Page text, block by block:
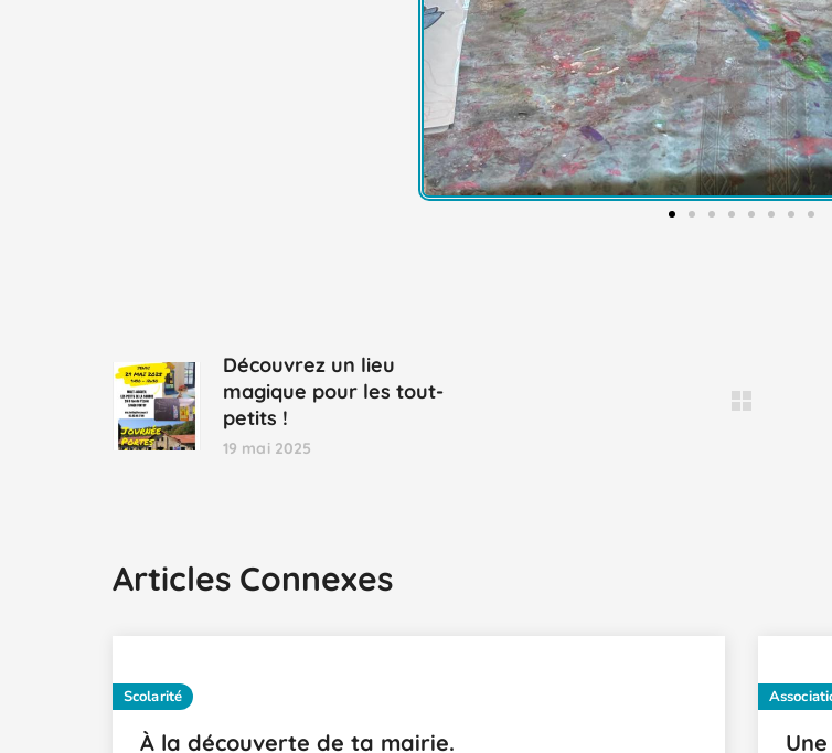
Découvrez un lieu
magique pour les tout-
petits !
19 mai 2025
Articles Connexes
Scolarité
À la découverte de ta mairie.